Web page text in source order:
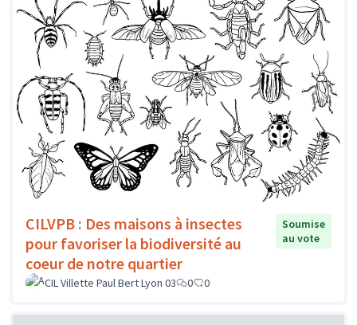
CILVPB : Des maisons à insectes
pour favoriser la biodiversité au
coeur de notre quartier
Soumise
au vote
CIL Villette Paul Bert Lyon 03 0 0